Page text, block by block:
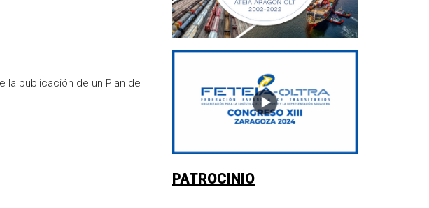
la publicación de un Plan de
PATROCINIO